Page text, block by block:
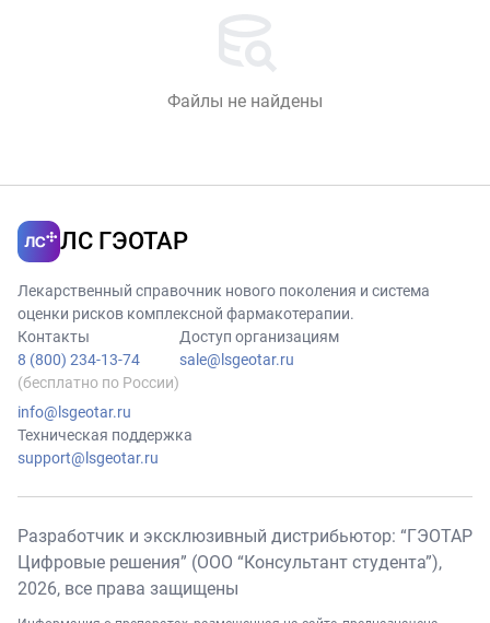
Файлы не найдены
ЛС ГЭОТАР
Лекарственный справочник нового поколения и система
оценки рисков комплексной фармакотерапии.
Контакты
8 (800) 234-13-74
(бесплатно по России)
info@lsgeotar.ru
Доступ организациям
sale@lsgeotar.ru
Техническая поддержка
support@lsgeotar.ru
Разработчик и эксклюзивный дистрибьютор: “ГЭОТАР
Цифровые решения” (ООО “Консультант студента”),
2026, все права защищены